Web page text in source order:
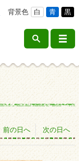
背景色 白 青 黒
前の日へ 次の日へ